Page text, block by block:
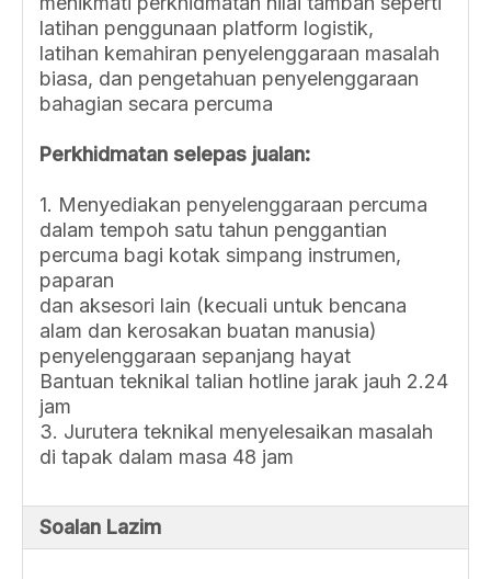
latihan penggunaan platform logistik,
latihan kemahiran penyelenggaraan masalah
biasa, dan pengetahuan penyelenggaraan
bahagian secara percuma
Perkhidmatan selepas jualan:
1. Menyediakan penyelenggaraan percuma
dalam tempoh satu tahun penggantian
percuma bagi kotak simpang instrumen,
paparan
dan aksesori lain (kecuali untuk bencana
alam dan kerosakan buatan manusia)
penyelenggaraan sepanjang hayat
Bantuan teknikal talian hotline jarak jauh 2.24
jam
3. Jurutera teknikal menyelesaikan masalah
di tapak dalam masa 48 jam
Soalan Lazim